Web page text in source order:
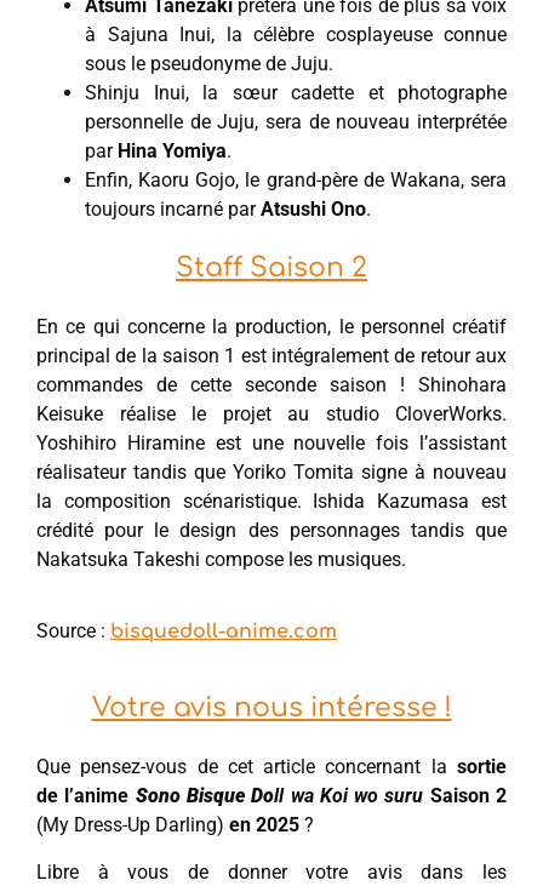
Atsumi Tanezaki prêtera une fois de plus sa voix
à Sajuna Inui, la célèbre cosplayeuse connue
sous le pseudonyme de Juju.
Shinju Inui, la sœur cadette et photographe
personnelle de Juju, sera de nouveau interprétée
par Hina Yomiya.
Enfin, Kaoru Gojo, le grand-père de Wakana, sera
toujours incarné parAtsushi Ono.
Staff Saison 2
En ce qui concerne la production, le personnel créatif
principal de la saison 1 est intégralement de retour aux
commandes de cette seconde saison ! Shinohara
Keisuke réalise le projet au studio CloverWorks.
Yoshihiro Hiramine est une nouvelle fois l’assistant
réalisateur tandis que Yoriko Tomita signe à nouveau
la composition scénaristique. Ishida Kazumasa est
crédité pour le design des personnages tandis que
Nakatsuka Takeshi compose les musiques.
Source : bisquedoll-anime.com
Votre avis nous intéresse !
Que pensez-vous de cet article concernant la sortie
de l’anime Sono Bisque Doll wa Koi wo suru Saison 2
(My Dress-Up Darling) en 2025 ?
Libre à vous de donner votre avis dans les